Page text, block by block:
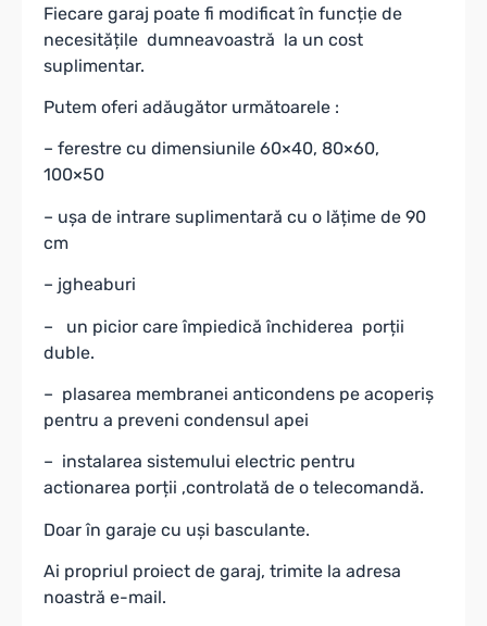
Fiecare garaj poate fi modificat în funcție de
necesitățile dumneavoastră la un cost
suplimentar.
Putem oferi adăugător următoarele :
– ferestre cu dimensiunile 60×40, 80×60,
100×50
– ușa de intrare suplimentară cu o lățime de 90
cm
– jgheaburi
– un picior care împiedică închiderea porții
duble.
– plasarea membranei anticondens pe acoperiș
pentru a preveni condensul apei
– instalarea sistemului electric pentru
actionarea porții ,controlată de o telecomandă.
Doar în garaje cu uși basculante.
Ai propriul proiect de garaj, trimite la adresa
noastră e-mail.